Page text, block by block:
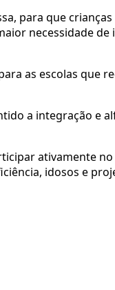
para que
necessidade de
as escolas que
a integração e
ativamente
idosos e